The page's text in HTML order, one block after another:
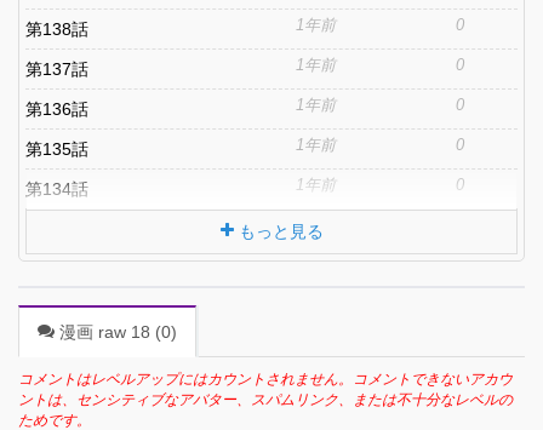
第138話 1年前 0
第137話 1年前 0
第136話 1年前 0
第135話 1年前 0
第134話 1年前 0
もっと見る
漫画 raw 18 (0)
コメントはレベルアップにはカウントされません。コメントできないアカウ
ントは、センシティブなアバター、スパムリンク、または不十分なレベルの
ためです。